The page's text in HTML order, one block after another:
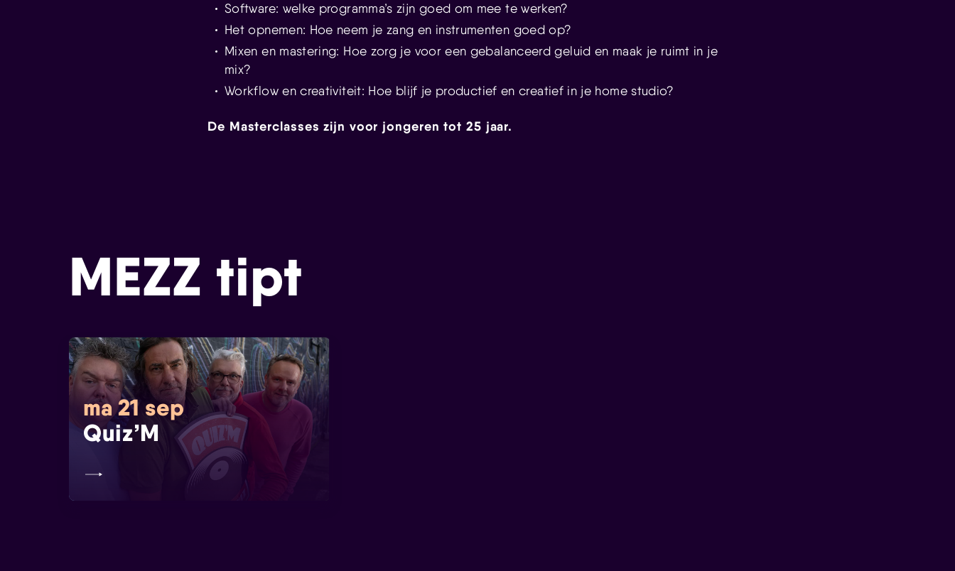
Software: welke programma’s zijn goed om mee te werken?
Het opnemen: Hoe neem je zang en instrumenten goed op?
Mixen en mastering: Hoe zorg je voor een gebalanceerd geluid en maak je ruimt in je
mix?
Workflow en creativiteit: Hoe blijf je productief en creatief in je home studio?
De Masterclasses zijn voor jongeren tot 25 jaar.
MEZZ tipt
ma 21 sep
Quiz’M